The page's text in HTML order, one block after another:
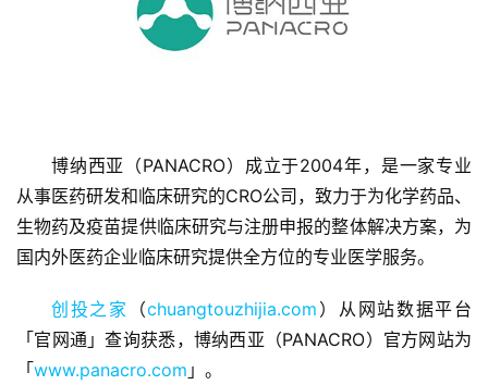
融
资
报
商
业
博纳西亚（PANACRO）成立于2004年，是一家专业
从事医药研发和临床研究的CRO公司，致力于为化学药品、
生物药及疫苗提供临床研究与注册申报的整体解决方案，为
国内外医药企业临床研究提供全方位的专业医学服务。
创投之家 （chuangtouzhijia.com ）从网站数据平台
「官网通」查询获悉，博纳西亚（PANACRO）官方网站为
「www.panacro.com 」。